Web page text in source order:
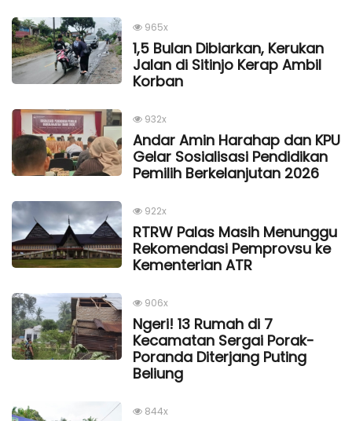
965x
1,5 Bulan Dibiarkan, Kerukan
Jalan di Sitinjo Kerap Ambil
Korban
932x
Andar Amin Harahap dan KPU
Gelar Sosialisasi Pendidikan
Pemilih Berkelanjutan 2026
922x
RTRW Palas Masih Menunggu
Rekomendasi Pemprovsu ke
Kementerian ATR
906x
Ngeri! 13 Rumah di 7
Kecamatan Sergai Porak-
Poranda Diterjang Puting
Beliung
844x